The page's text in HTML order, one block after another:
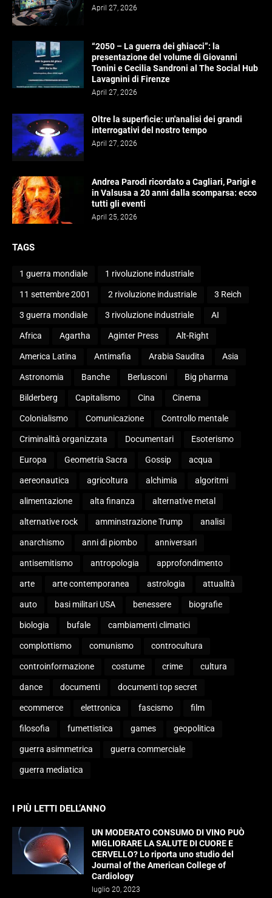
April 27, 2026
“2050 – La guerra dei ghiacci”: la
presentazione del volume di Giovanni
Tonini e Cecilia Sandroni al The Social Hub
Lavagnini di Firenze
April 27, 2026
Oltre la superficie: un'analisi dei grandi
interrogativi del nostro tempo
April 27, 2026
Andrea Parodi ricordato a Cagliari, Parigi e
in Valsusa a 20 anni dalla scomparsa: ecco
tutti gli eventi
April 25, 2026
TAGS
1 guerra mondiale 1 rivoluzione industriale
11 settembre 2001 2 rivoluzione industriale 3 Reich
3 guerra mondiale 3 rivoluzione industriale AI
Africa Agartha Aginter Press Alt-Right
America Latina Antimafia Arabia Saudita Asia
Astronomia Banche Berlusconi Big pharma
Bilderberg Capitalismo Cina Cinema
Colonialismo Comunicazione Controllo mentale
Criminalità organizzata Documentari Esoterismo
Europa Geometria Sacra Gossip acqua
aereonautica agricoltura alchimia algoritmi
alimentazione alta finanza alternative metal
alternative rock amminstrazione Trump analisi
anarchismo anni di piombo anniversari
antisemitismo antropologia approfondimento
arte arte contemporanea astrologia attualità
auto basi militari USA benessere biografie
biologia bufale cambiamenti climatici
complottismo comunismo controcultura
controinformazione costume crime cultura
dance documenti documenti top secret
ecommerce elettronica fascismo film
filosofia fumettistica games geopolitica
guerra asimmetrica guerra commerciale
guerra mediatica
I PIÙ LETTI DELL’ANNO
UN MODERATO CONSUMO DI VINO PUÒ
MIGLIORARE LA SALUTE DI CUORE E
CERVELLO? Lo riporta uno studio del
Journal of the American College of
Cardiology
luglio 20, 2023